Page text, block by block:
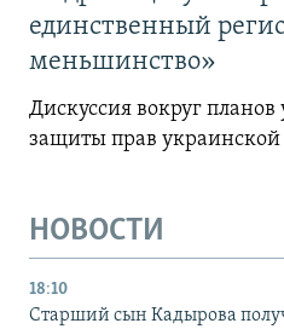
единственный
меньшинство»
Дискуссия вокруг планов
защиты прав
НОВОСТИ
18:10
Старший сын Кадырова